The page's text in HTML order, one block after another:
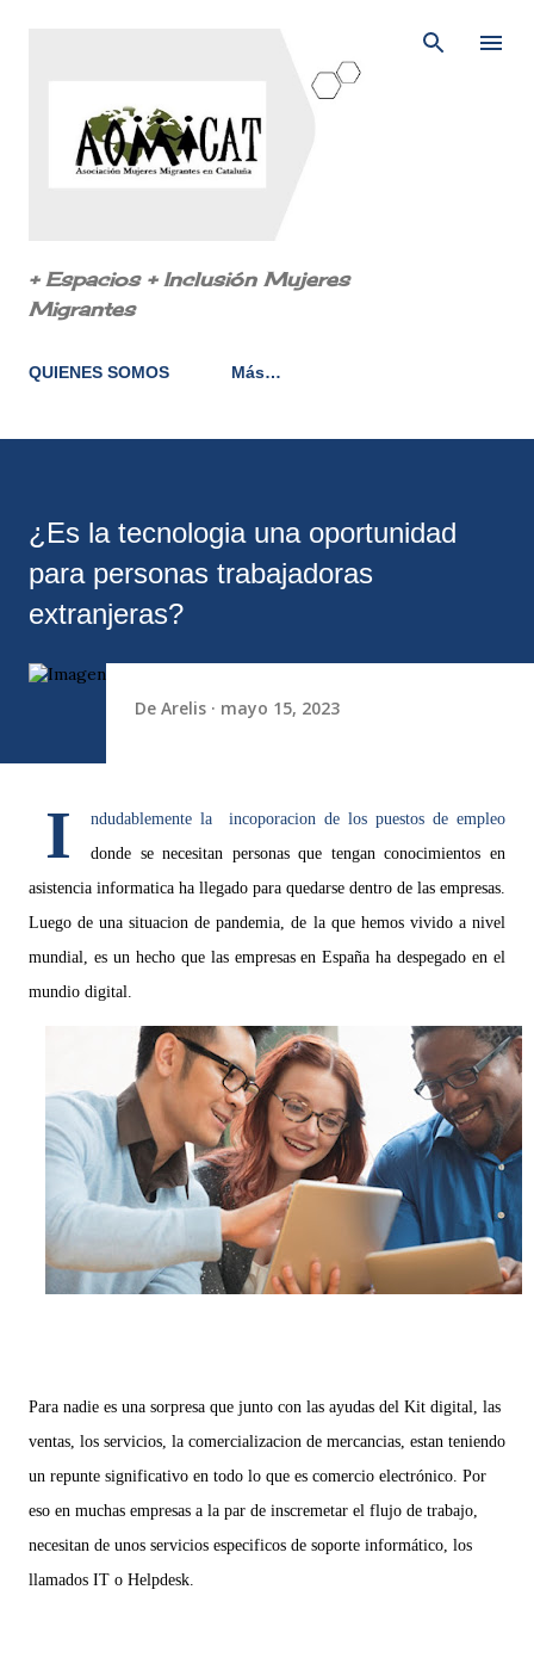
+ Espacios + Inclusión Mujeres
Migrantes
QUIENES SOMOS Más…
¿Es la tecnologia una oportunidad
para personas trabajadoras
extranjeras?
De Arelis mayo 15, 2023
I
ndudablemente la incoporacion de los puestos de empleo
donde se necesitan personas que tengan conocimientos en
asistencia informatica ha llegado para quedarse dentro de las empresas.
Luego de una situacion de pandemia, de la que hemos vivido a nivel
mundial, es un hecho que las empresas en España ha despegado en el
mundio digital.
Para nadie es una sorpresa que junto con las ayudas del Kit digital, las
ventas, los servicios, la comercializacion de mercancias, estan teniendo
un repunte significativo en todo lo que es comercio electrónico. Por
eso en muchas empresas a la par de inscremetar el flujo de trabajo,
necesitan de unos servicios especificos de soporte informático, los
llamados IT o Helpdesk.